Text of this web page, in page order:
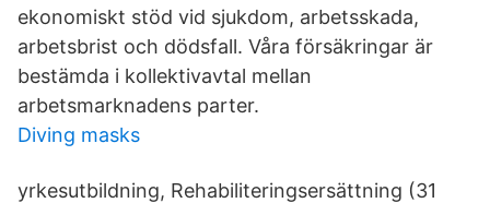
ekonomiskt stöd vid sjukdom, arbetsskada,
arbetsbrist och dödsfall. Våra försäkringar är
bestämda i kollektivavtal mellan
arbetsmarknadens parter.
Diving masks
yrkesutbildning, Rehabiliteringsersättning (31